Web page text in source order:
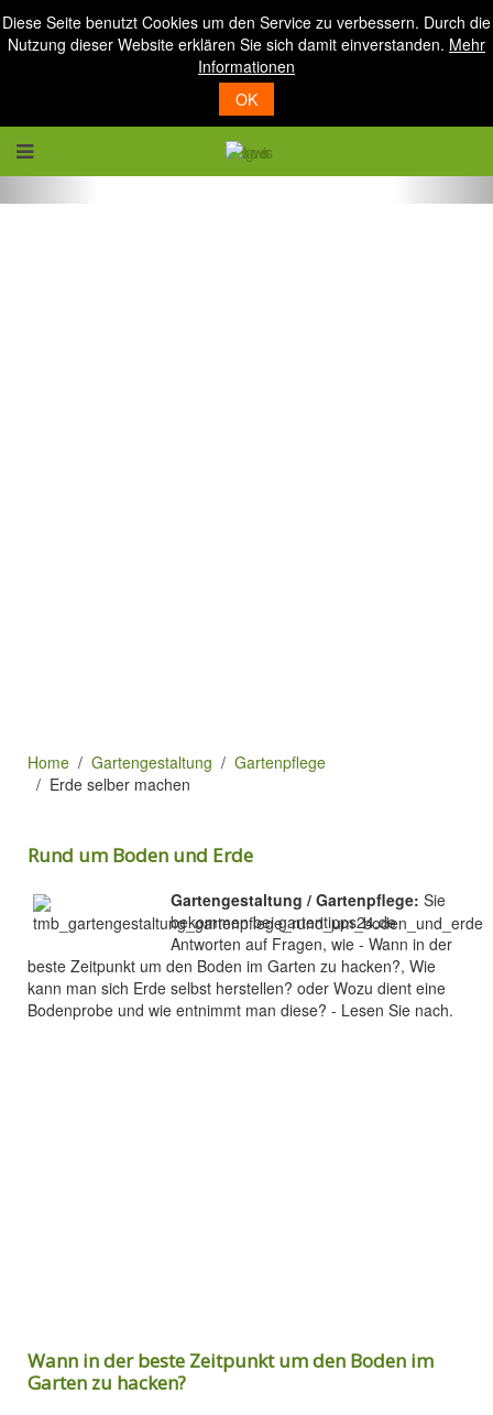
Diese Seite benutzt Cookies um den Service zu verbessern. Durch die
Nutzung dieser Website erklären Sie sich damit einverstanden. Mehr
Informationen
OK
Home Gartengestaltung
Gartenpflege
Erde selber machen
Rund um Boden und Erde
Gartengestaltung / Gartenpflege: Sie
bekommen bei gartentipps24.de
Antworten auf Fragen, wie - Wann in der
beste Zeitpunkt um den Boden im Garten zu hacken?, Wie
kann man sich Erde selbst herstellen? oder Wozu dient eine
Bodenprobe und wie entnimmt man diese? - Lesen Sie nach.
Wann in der beste Zeitpunkt um den Boden im
Garten zu hacken?